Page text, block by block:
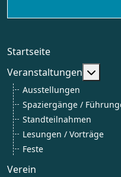
Startseite
Veranstaltungen
Ausstellungen
Spaziergänge /
Standteilnahmen
Lesungen / Vorträge
Feste
Verein